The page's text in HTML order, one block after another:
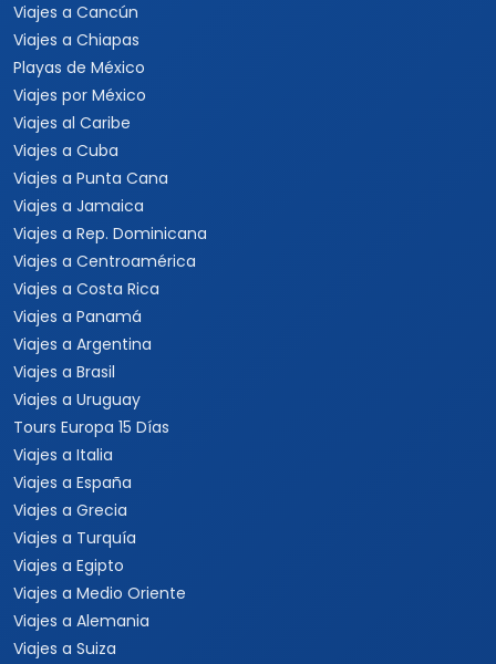
Viajes a Cancún
Viajes a Chiapas
Playas de México
Viajes por México
Viajes al Caribe
Viajes a Cuba
Viajes a Punta Cana
Viajes a Jamaica
Viajes a Rep. Dominicana
Viajes a Centroamérica
Viajes a Costa Rica
Viajes a Panamá
Viajes a Argentina
Viajes a Brasil
Viajes a Uruguay
Tours Europa 15 Días
Viajes a Italia
Viajes a España
Viajes a Grecia
Viajes a Turquía
Viajes a Egipto
Viajes a Medio Oriente
Viajes a Alemania
Viajes a Suiza